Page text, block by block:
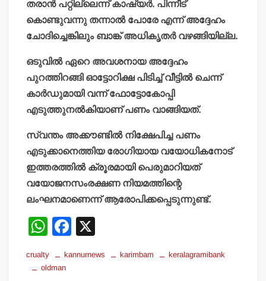
തരാന്‍ പറ്റില്ലെന്ന് കാഷ്യര്‍. പിന്നീട്
കൊണ്ടുവന്നു തന്നാല്‍ പോരേ എന്ന് അദ്ദേഹം
ചോദിച്ചെങ്കിലും ബാങ്ക് അധികൃതര്‍ വഴങ്ങിയില്ല.
ഒടുവില്‍ ഏറെ അവശനായ അദ്ദേഹം
പുറത്തിറങ്ങി ഓട്ടോറിക്ഷ പിടിച്ച് വീട്ടില്‍ ചെന്ന്
കാര്‍ഡുമായി വന്ന് ഫോട്ടോകോപ്പി
എടുത്തുനല്‍കിയാണ് പണം വാങ്ങിയത്.
സ്വന്തം അക്കൗണ്ടില്‍ നിക്ഷേപിച്ച പണം
എടുക്കാനെത്തിയ രോഗിയായ വയോധികനോട്
ഇത്തരത്തില്‍ ക്രൂരമായി പെരുമാറിയത്
വയോജനസംരക്ഷണ നിയമത്തിന്റെ
ലംഘനമാണെന്ന് ആരോപിക്കപ്പെടുന്നുണ്ട്.
W
at
F
c
crualty kannurnews karimbam
keralagramibank
oldman